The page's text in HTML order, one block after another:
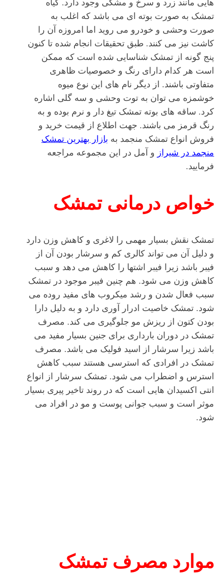
هایی مانند زرد و سرخ و مشکی وجود دارد. گیاه
تمشک به صورت بوته ای می باشد که اغلب به
صورت وحشی و خودرو می روید اما امروزه آن را
کاشت نیز می کنند. طبق تحقیقات انجام شده تا کنون
پنج گونه از تمشک شناسایی شده است که ممکن
است هر کدام دارای رنگ و خصوصیات ظاهری
متفاوتی باشند. از دیگر نام های این نوع میوه
خوشمزه می توان به توت وحشی و سه گلی اشاره
کرد. ساقه های بوته تمشک تیغ دار و نرم بوده و به
رنگ قرمز می باشند. جهت اطلاع از قیمت خرید و
فروش انواع تمشک منجمد به بازار بهترین تمشک
منجمد در شیراز و آمل در این مجموعه مراجعه
فرمایید.
خواص درمانی تمشک
تمشک نقش بسیار مهمی را لاغری و کاهش وزن دارد
و دلیل آن می تواند کالری کم و سرشار بودن آن از
فیبر باشد زیرا فیبر اشتها را کاهش می دهد و سبب
کاهش وزن می شود. هم چنین فیبر موجود در تمشک
سبب فعال شدن و رشد میکروب های مفید روده می
شود. تمشک خاصیت ادرار آوری دارد و به دلیل دارا
بودن کتون از ریزش مو جلوگیری می کند. مصرف
تمشک در دوران بارداری برای جنین بسیار مفید می
باشد زیرا سرشار از اسید فولیک می باشد. مصرف
تمشک در افرادی که استرسی هستند سبب کاهش
استرس و اضطراب می شود. تمشک سرشار از انواع
انتی اکسیدان هایی است که در روند تاخیر پیری بسیار
موثر است و سبب جوانی پوست و مو در افراد می
شود.
موارد مصرف تمشک